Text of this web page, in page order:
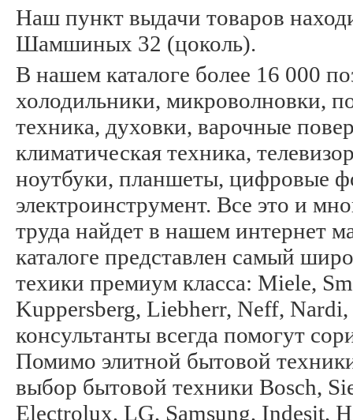
Наш пункт выдачи товаров
Шамшиных 32 (цоколь).
В нашем каталоге более 16 000
холодильники, микроволновки,
техника, духовки, варочные
климатическая техника,
ноутбуки, планшеты, цифровые
электроинструмент. Все это и
труда найдет в нашем интернет
каталоге представлен самый
техики премиум класса: Miele,
Kuppersberg, Liebherr, Neff,
консультанты всегда помогут
Помимо элитной бытовой
выбор бытовой техники Bosch,
Electrolux, LG, Samsung, Indesit,